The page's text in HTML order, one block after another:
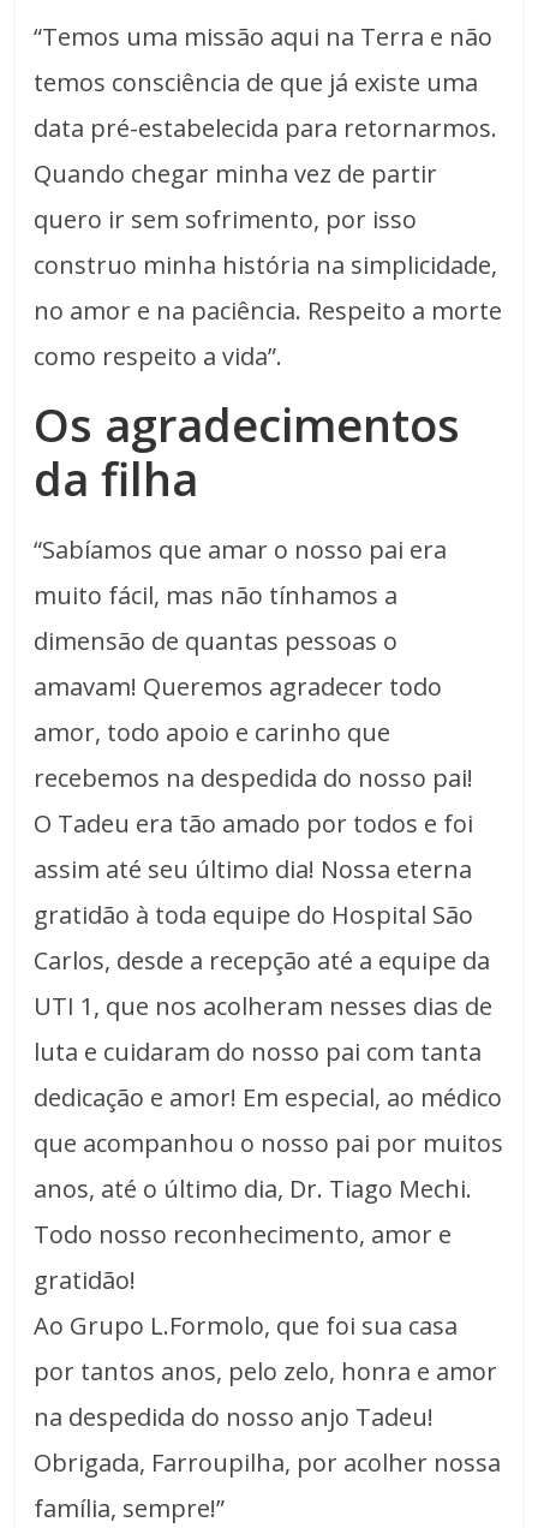
“Temos uma missão aqui na Terra e não
temos consciência de que já existe uma
data pré-estabelecida para retornarmos.
Quando chegar minha vez de partir
quero ir sem sofrimento, por isso
construo minha história na simplicidade,
no amor e na paciência. Respeito a morte
como respeito a vida”.
Os agradecimentos
da filha
“Sabíamos que amar o nosso pai era
muito fácil, mas não tínhamos a
dimensão de quantas pessoas o
amavam! Queremos agradecer todo
amor, todo apoio e carinho que
recebemos na despedida do nosso pai!
O Tadeu era tão amado por todos e foi
assim até seu último dia! Nossa eterna
gratidão à toda equipe do Hospital São
Carlos, desde a recepção até a equipe da
UTI 1, que nos acolheram nesses dias de
luta e cuidaram do nosso pai com tanta
dedicação e amor! Em especial, ao médico
que acompanhou o nosso pai por muitos
anos, até o último dia, Dr. Tiago Mechi.
Todo nosso reconhecimento, amor e
gratidão!
Ao Grupo L.Formolo, que foi sua casa
por tantos anos, pelo zelo, honra e amor
na despedida do nosso anjo Tadeu!
Obrigada, Farroupilha, por acolher nossa
família, sempre!”